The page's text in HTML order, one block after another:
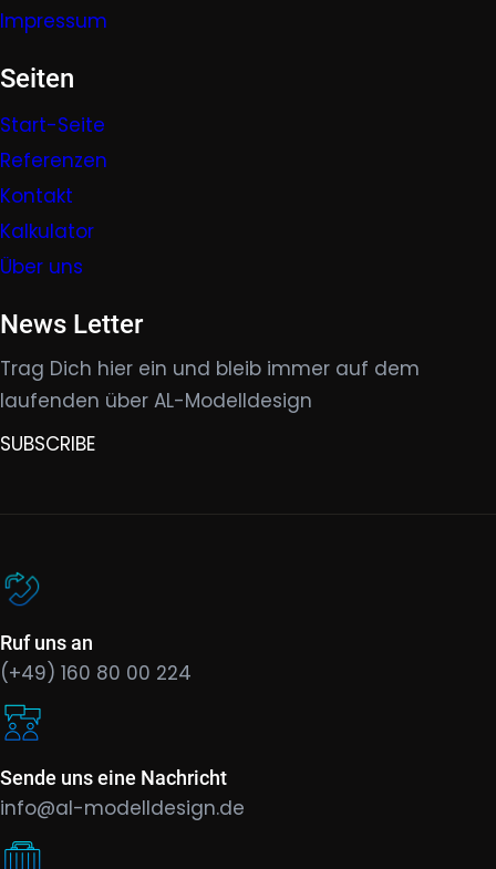
Impressum
Seiten
Start-Seite
Referenzen
Kontakt
Kalkulator
Über uns
News Letter
Trag Dich hier ein und bleib immer auf dem
laufenden über AL-Modelldesign
SUBSCRIBE
Ruf uns an
(+49) 160 80 00 224
Sende uns eine Nachricht
info@al-modelldesign.de